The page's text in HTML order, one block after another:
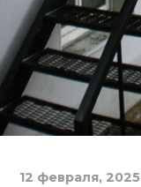
12 февраля, 2025